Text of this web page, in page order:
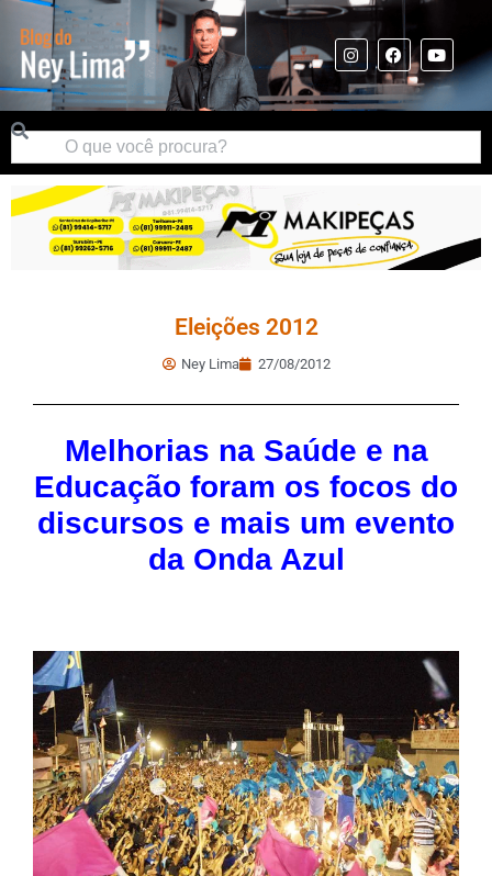
Eleições 2012
Ney Lima 27/08/2012
Melhorias na Saúde e na
Educação foram os focos do
discursos e mais um evento
da Onda Azul